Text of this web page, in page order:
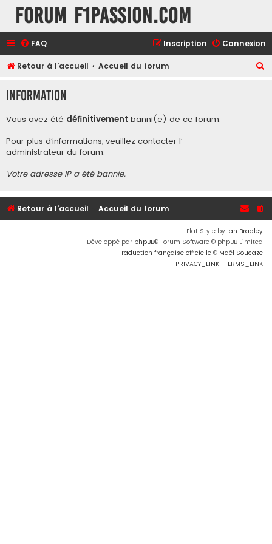
Forum F1Passion.com
FAQ Connexion
Inscription
Retour à l'accueil Accueil du forum
h
Information
Vous avez été définitivement banni(e) de ce forum.
Pour plus d’informations, veuillez contacter l’
administrateur du forum.
Votre adresse IP a été bannie.
Retour à l'accueil Accueil du forum
Flat Style by Ian Bradley
Développé par phpBB® Forum Software © phpBB Limited
Traduction française officielle © Maël Soucaze
PRIVACY_LINK | TERMS_LINK